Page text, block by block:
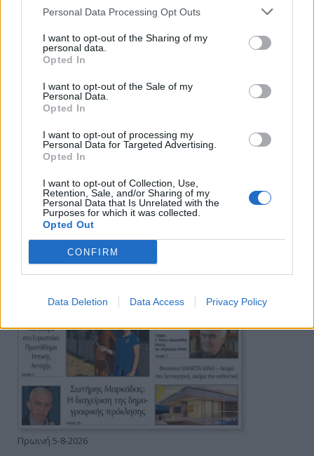
Personal Data Processing Opt Outs
I want to opt-out of the Sharing of my
personal data.
Opted In
I want to opt-out of the Sale of my
Personal Data.
Opted In
I want to opt-out of processing my
Personal Data for Targeted Advertising.
Opted In
I want to opt-out of Collection, Use,
Retention, Sale, and/or Sharing of my
Personal Data that Is Unrelated with the
Purposes for which it was collected.
Opted Out
CONFIRM
Data Deletion Data Access Privacy Policy
Πρωινή
Πρωινή 5-8-2026